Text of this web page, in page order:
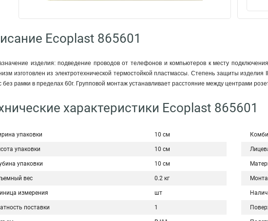
Ecoplast 865601
изделия: подведение проводов от телефонов и компьютеров к месту
изготовлен из электротехнической термостойкой пластмассы. Степень защиты
без рамки в пределах 60г. Групповой монтаж устанавливает расстояние между центрами
характеристики Ecoplast 865601
упаковки 10 см
упаковки 10 см
упаковки 10 см
вес 0.2 кг
измерения шт
поставки 1